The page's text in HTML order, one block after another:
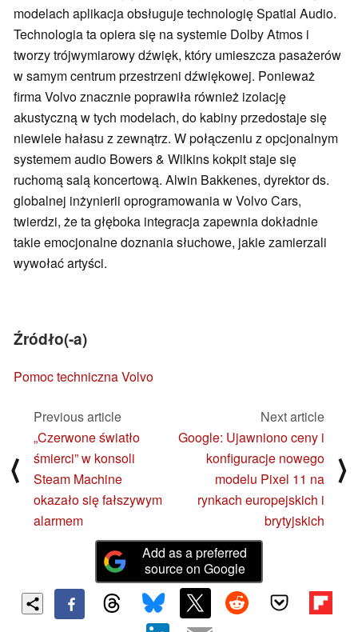
modelach aplikacja obsługuje technologię Spatial Audio.
Technologia ta opiera się na systemie Dolby Atmos i
tworzy trójwymiarowy dźwięk, który umieszcza pasażerów
w samym centrum przestrzeni dźwiękowej. Ponieważ
firma Volvo znacznie poprawiła również izolację
akustyczną w tych modelach, do kabiny przedostaje się
niewiele hałasu z zewnątrz. W połączeniu z opcjonalnym
systemem audio Bowers & Wilkins kokpit staje się
ruchomą salą koncertową. Alwin Bakkenes, dyrektor ds.
globalnej inżynierii oprogramowania w Volvo Cars,
twierdzi, że ta głęboka integracja zapewnia dokładnie
takie emocjonalne doznania słuchowe, jakie zamierzali
wywołać artyści.
Źródło(-a)
Pomoc techniczna Volvo
⟨
Previous article
„Czerwone światło
śmierci” w konsoli
Steam Machine
okazało się fałszywym
alarmem
Next article
Google: Ujawniono ceny i
konfiguracje nowego
modelu Pixel 11 na
rynkach europejskich i
brytyjskich
⟩
Add as a preferred
source on Google